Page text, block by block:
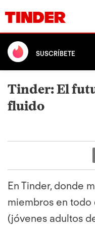
SUSCRÍBETE
Tinder: El
fluido
En Tinder, donde
miembros en todo
(jóvenes adultos